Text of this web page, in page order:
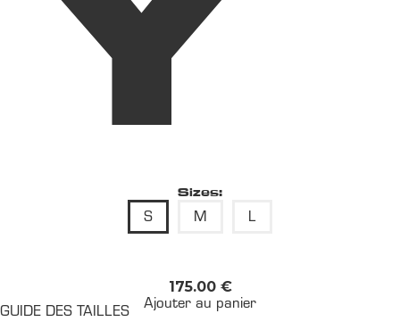
Sizes:
S M L
€
175.00
Ajouter au panier
GUIDE DES TAILLES